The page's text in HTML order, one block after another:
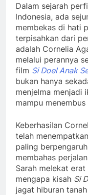
Dalam sejarah
Indonesia, ada
membekas di hati
terpisahkan dari
adalah Cornelia
melalui perannya
film Si Doel Anak
bukan hanya
menjelma menjadi
mampu
Keberhasilan
telah
paling
membahas
Sarah melekat
mengapa kisah Si
jagat hiburan tanah